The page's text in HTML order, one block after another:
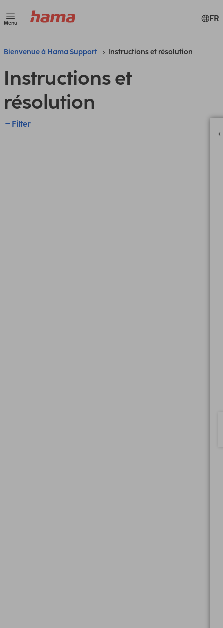
Menu FR
Bienvenue à Hama Support Instructions et résolution
Instructions et
résolution
Filter